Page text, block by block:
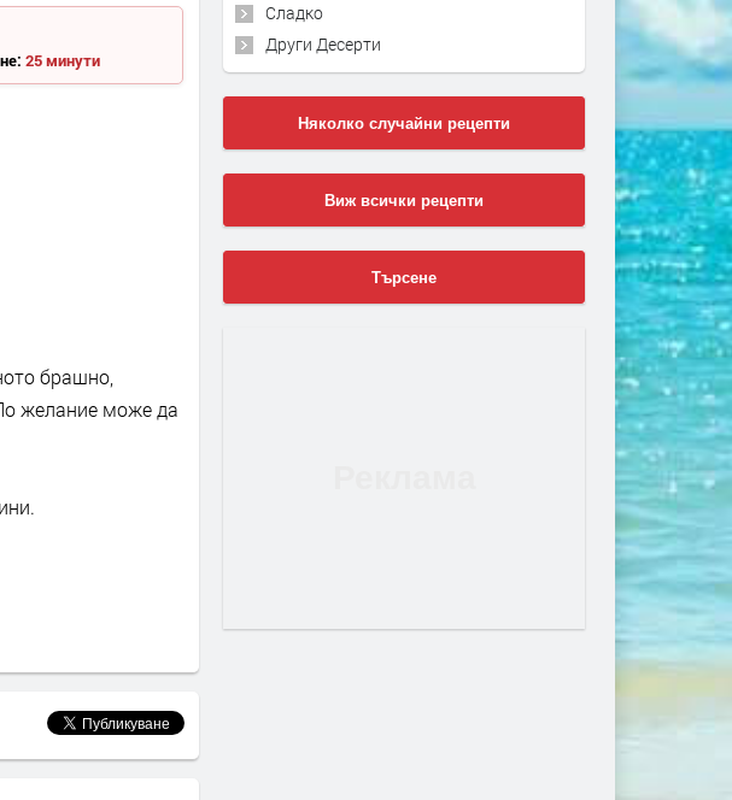
25 минути
брашно,
желание може да
Сладко
Други Десерти
Няколко случайни рецепти
Виж всички рецепти
Търсене